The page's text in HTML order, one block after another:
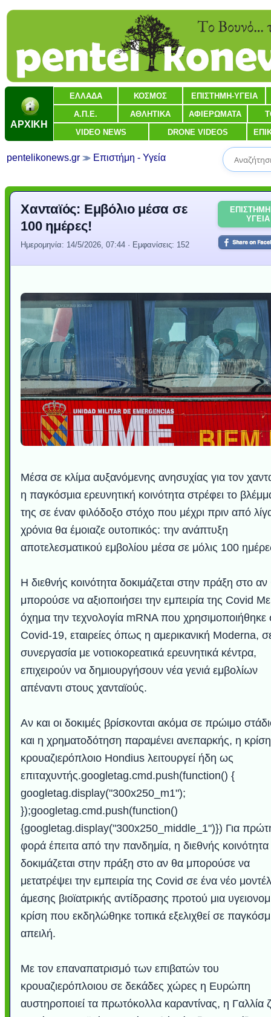
ΑΡΧΙΚΗ
ΕΛΛΑΔΑ ΚΟΣΜΟΣ ΕΠΙΣΤΗΜΗ-ΥΓΕΙΑ
Α.Π.Ε. ΑΘΛΗΤΙΚΑ ΑΦΙΕΡΩΜΑΤΑ
VIDEO NEWS DRONE VIDEOS
pentelikonews.gr Επιστήμη - Υγεία
ΕΠΙΣΤΗΜΗ
ΥΓΕΙΑ
Χανταϊός: Εμβόλιο μέσα σε
100 ημέρες!
Ημερομηνία: 14/5/2026, 07:44 · Εμφανίσεις: 152
Μέσα σε κλίμα αυξανόμενης ανησυχίας για τον
η παγκόσμια ερευνητική κοινότητα στρέφει το
της σε έναν φιλόδοξο στόχο που μέχρι πριν από
χρόνια θα έμοιαζε ουτοπικός: την ανάπτυξη
αποτελεσματικού εμβολίου μέσα σε μόλις 100
Η διεθνής κοινότητα δοκιμάζεται στην πράξη στο
μπορούσε να αξιοποιήσει την εμπειρία της Covid Με
όχημα την τεχνολογία mRNA που χρησιμοποιήθηκε
Covid-19, εταιρείες όπως η αμερικανική Moderna,
συνεργασία με νοτιοκορεατικά ερευνητικά κέντρα,
επιχειρούν να δημιουργήσουν νέα γενιά εμβολίων
απέναντι στους χανταϊούς.
Αν και οι δοκιμές βρίσκονται ακόμα σε πρώιμο
και η χρηματοδότηση παραμένει ανεπαρκής, η
κρουαζιερόπλοιο Hondius λειτουργεί ήδη ως
επιταχυντής.googletag.cmd.push(function() {
googletag.display("300x250_m1");
});googletag.cmd.push(function()
{googletag.display("300x250_middle_1")}) Για
φορά έπειτα από την πανδημία, η διεθνής κοινότητα
δοκιμάζεται στην πράξη στο αν θα μπορούσε να
μετατρέψει την εμπειρία της Covid σε ένα νέο
άμεσης βιοϊατρικής αντίδρασης προτού μια
κρίση που εκδηλώθηκε τοπικά εξελιχθεί σε
απειλή.
Με τον επαναπατρισμό των επιβατών του
κρουαζιερόπλοιου σε δεκάδες χώρες η Ευρώπη
αυστηροποιεί τα πρωτόκολλα καραντίνας, η Γαλλία
το παράθυρό
που κάνει το
κι απ' το
μωρό